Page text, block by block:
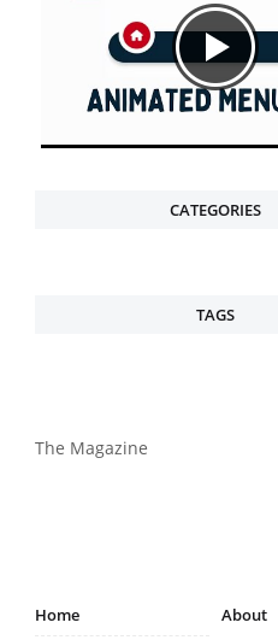
CATEGORIES
TAGS
The Magazine
Home
About